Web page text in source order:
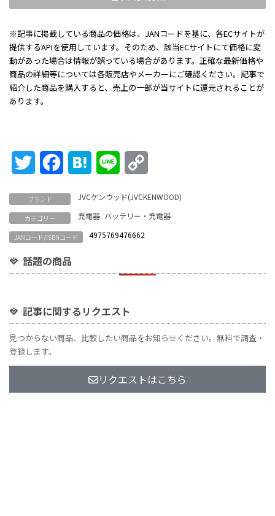
※記事に掲載している商品の価格は、JANコードを基に、各ECサイトが
提供するAPIを使用しています。そのため、該当ECサイトにて価格に変
動があった場合は情報が誤っている場合があります。正確な最新価格や
商品の詳細等については各販売店やメーカーにご確認ください。記事で
紹介した商品を購入すると、売上の一部が当サイトに還元されることが
あります。
Twitter FacebookHatena Line
ブランド JVCケンウッド(JVCKENWOOD)
カテゴリー 充電器 バッテリー・充電器
JANコード/ISBNコード 4975769476662
話題の商品
記事に関するリクエスト
見つからない商品、比較したい商品をお知らせください。無料で調査・
登録します。
リクエストはこちら